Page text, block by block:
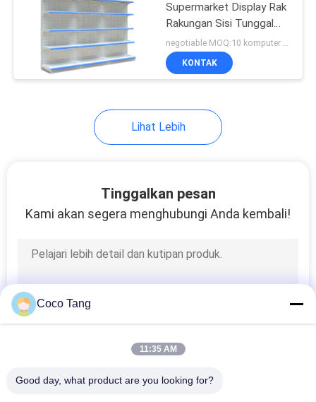
Supermarket Display Rak
Rakungan Sisi Tunggal
Tampak Tahan Air
negotiable MOQ:10 komputer PC
KONTAK
Lihat Lebih
Tinggalkan pesan
Kami akan segera menghubungi Anda kembali!
Coco Tang
11:35 AM
Good day, what product are you looking for?